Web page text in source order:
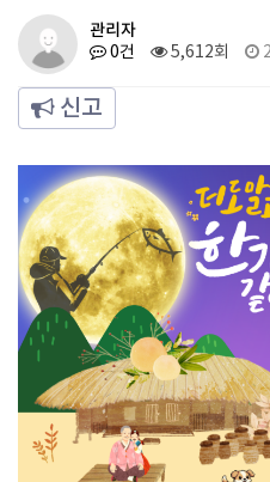
관리자
0건 5,612회
신고